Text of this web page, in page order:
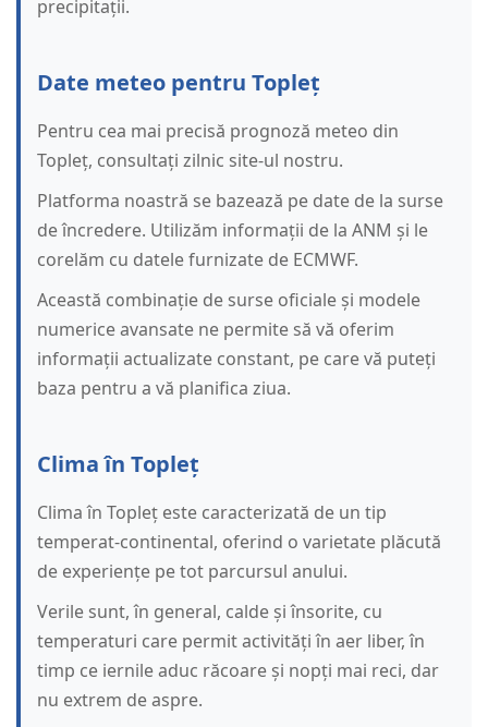
precipitații.
Date meteo pentru Topleț
Pentru cea mai precisă prognoză meteo din
Topleț, consultați zilnic site-ul nostru.
Platforma noastră se bazează pe date de la surse
de încredere. Utilizăm informații de la ANM și le
corelăm cu datele furnizate de ECMWF.
Această combinație de surse oficiale și modele
numerice avansate ne permite să vă oferim
informații actualizate constant, pe care vă puteți
baza pentru a vă planifica ziua.
Clima în Topleț
Clima în Topleț este caracterizată de un tip
temperat-continental, oferind o varietate plăcută
de experiențe pe tot parcursul anului.
Verile sunt, în general, calde și însorite, cu
temperaturi care permit activități în aer liber, în
timp ce iernile aduc răcoare și nopți mai reci, dar
nu extrem de aspre.